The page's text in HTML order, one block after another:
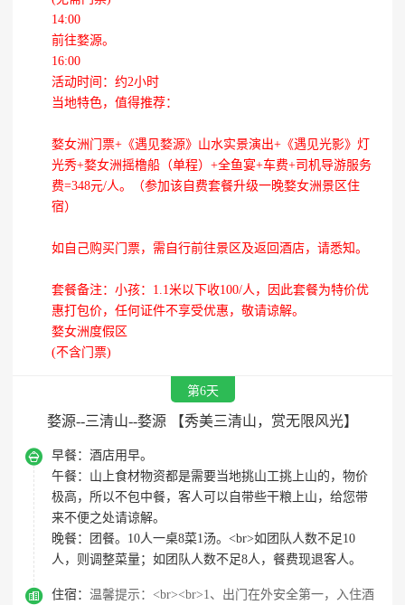
14:00
前往婺源。
16:00
活动时间：约2小时
当地特色，值得推荐：
婺女洲门票+《遇见婺源》山水实景演出+《遇见光影》灯
光秀+婺女洲摇橹船（单程）+全鱼宴+车费+司机导游服务
费=348元/人。（参加该自费套餐升级一晚婺女洲景区住
宿）
如自己购买门票，需自行前往景区及返回酒店，请悉知。
套餐备注：小孩：1.1米以下收100/人，因此套餐为特价优
惠打包价，任何证件不享受优惠，敬请谅解。
婺女洲度假区
(不含门票)
第6天
婺源--三清山--婺源 【秀美三清山，赏无限风光】
 早餐： 酒店用早。
午餐： 山上食材物资都是需要当地挑山工挑上山的，物价
极高，所以不包中餐，客人可以自带些干粮上山，给您带
来不便之处请谅解。
晚餐：
团餐。10人一桌8菜1汤。<br>如团队人数不足10
人，则调整菜量；如团队人数不足8人，餐费现退客人。
 住宿： 温馨提示：<br><br>1、出门在外安全第一，入住酒